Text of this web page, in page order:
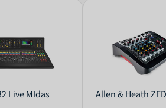
Live MIdas